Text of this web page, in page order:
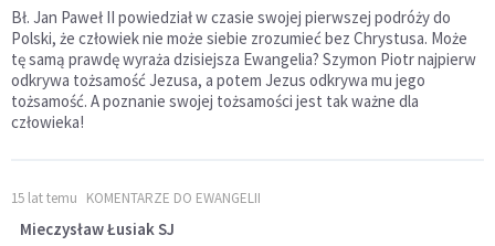
Bł. Jan Paweł II powiedział w czasie swojej pierwszej podróży do
Polski, że człowiek nie może siebie zrozumieć bez Chrystusa. Może
tę samą prawdę wyraża dzisiejsza Ewangelia? Szymon Piotr najpierw
odkrywa tożsamość Jezusa, a potem Jezus odkrywa mu jego
tożsamość. A poznanie swojej tożsamości jest tak ważne dla
człowieka!
15 lat temu KOMENTARZE DO EWANGELII
Mieczysław Łusiak SJ